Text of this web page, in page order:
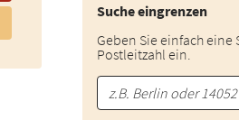
Suche eingrenzen
Geben Sie einfach eine
Postleitzahl ein.